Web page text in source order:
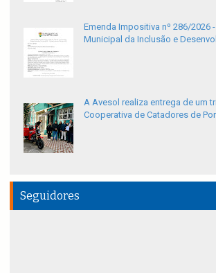
Emenda Impositiva nº 286/2026
Municipal da Inclusão e
A Avesol realiza entrega de um
Cooperativa de Catadores de
Seguidores